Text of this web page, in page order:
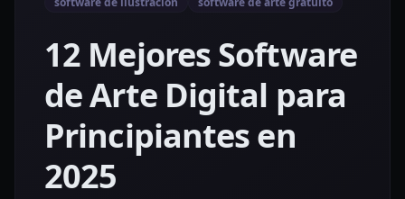
12 Mejores Software
de Arte Digital para
Principiantes en
2025